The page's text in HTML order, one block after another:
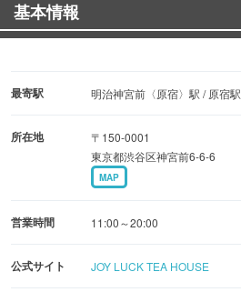
基本情報
最寄駅 明治神宮前〈原宿〉駅 / 原宿駅
所在地
〒150-0001
東京都渋谷区神宮前6-6-6
MAP
営業時間 11:00～20:00
公式サイト JOY LUCK TEA HOUSE